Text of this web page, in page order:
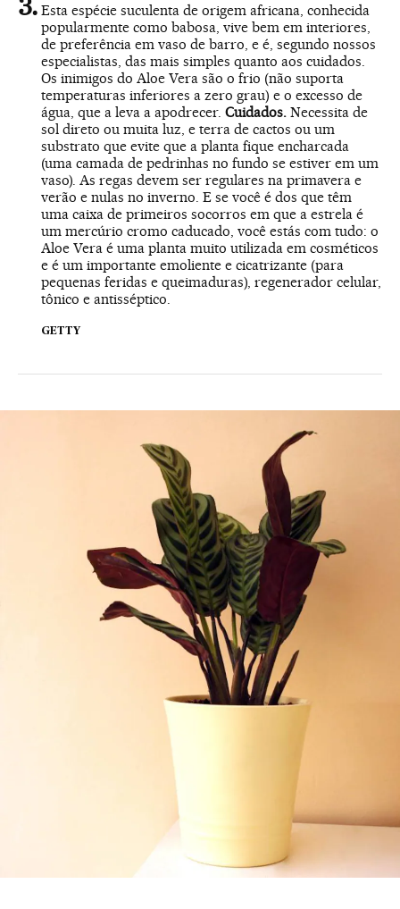
Esta espécie suculenta de origem africana, conhecida
popularmente como babosa, vive bem em interiores,
de preferência em vaso de barro, e é, segundo nossos
especialistas, das mais simples quanto aos cuidados.
Os inimigos do Aloe Vera são o frio (não suporta
temperaturas inferiores a zero grau) e o excesso de
água, que a leva a apodrecer. Cuidados. Necessita de
sol direto ou muita luz, e terra de cactos ou um
substrato que evite que a planta fique encharcada
(uma camada de pedrinhas no fundo se estiver em um
vaso). As regas devem ser regulares na primavera e
verão e nulas no inverno. E se você é dos que têm
uma caixa de primeiros socorros em que a estrela é
um mercúrio cromo caducado, você estás com tudo: o
Aloe Vera é uma planta muito utilizada em cosméticos
e é um importante emoliente e cicatrizante (para
pequenas feridas e queimaduras), regenerador celular,
tônico e antisséptico.
GETTY